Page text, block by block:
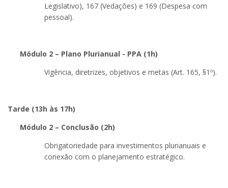
Legislativo), 167 (Vedações) e 169 (Despesa com
pessoal).
Módulo 2 – Plano Plurianual - PPA (1h)
Vigência, diretrizes, objetivos e metas (Art. 165, §1º).
Tarde (13h às 17h)
Módulo 2 – Conclusão (2h)
Obrigatoriedade para investimentos plurianuais e
conexão com o planejamento estratégico.